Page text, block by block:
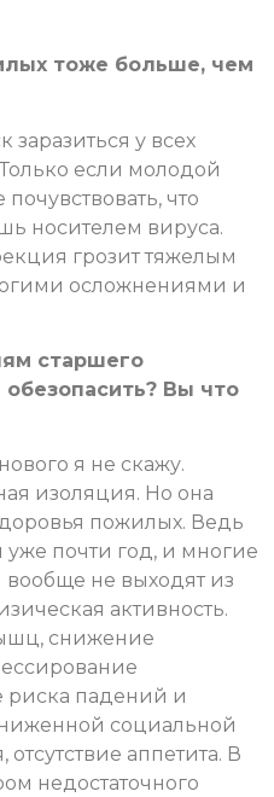
тоже больше, чем
заразиться у всех
если молодой
что
носителем вируса.
грозит тяжелым
осложнениями и
старшего
Вы что
я не скажу.
изоляция. Но она
пожилых. Ведь
почти год, и многие
вообще не выходят из
активность.
снижение
риска падений и
социальной
аппетита. В
недостаточного